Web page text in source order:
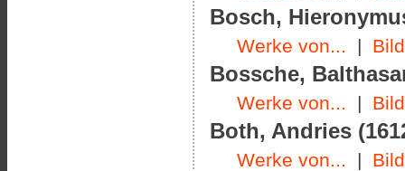
Bosch,
Werke von... |
Bossche,
Werke von... |
Both, Andries
Werke von... |